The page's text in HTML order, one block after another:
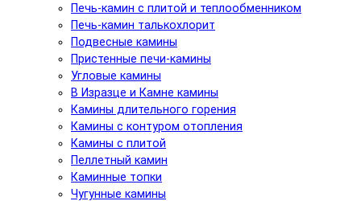
Печь-камин с плитой и теплообменником
Печь-камин талькохлорит
Подвесные камины
Пристенные печи-камины
Угловые камины
В Изразце и Камне камины
Камины длительного горения
Камины с контуром отопления
Камины с плитой
Пеллетный камин
Каминные топки
Чугунные камины